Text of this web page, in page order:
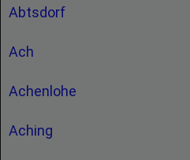
Abtsdorf
Ach
Achenlohe
Aching